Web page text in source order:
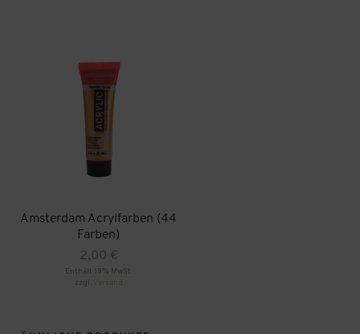
Amsterdam Acrylfarben (44
Farben)
2,00 €
Enthält 19% MwSt.
zzgl. Versand